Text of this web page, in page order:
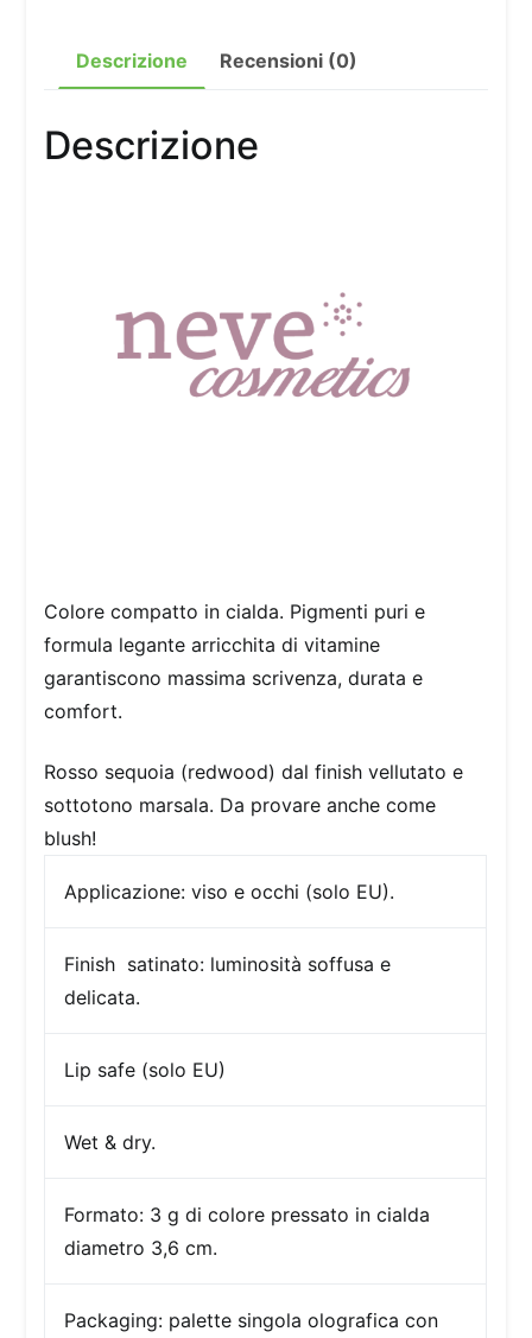
Descrizione Recensioni (0)
Descrizione
Colore compatto in cialda. Pigmenti puri e
formula legante arricchita di vitamine
garantiscono massima scrivenza, durata e
comfort.
Rosso sequoia (redwood) dal finish vellutato e
sottotono marsala. Da provare anche come
blush!
Applicazione: viso e occhi (solo EU).
Finish satinato: luminosità soffusa e
delicata.
Lip safe (solo EU)
Wet & dry.
Formato: 3 g di colore pressato in cialda
diametro 3,6 cm.
Packaging: palette singola olografica con